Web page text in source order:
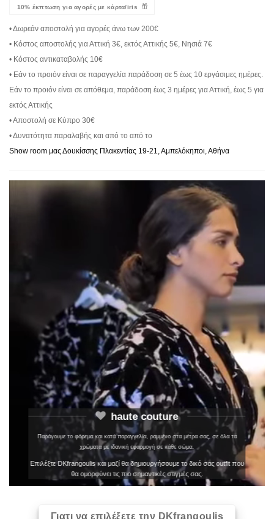
10% έκπτωση για αγορές με κάρτα/iris
• Δωρεάν αποστολή για αγορές άνω των 200€
• Κόστος αποστολής για Αττική 3€, εκτός Αττικής 5€, Νησιά 7€
• Κόστος αντικαταβολής 10€
• Εάν το προιόν είναι σε παραγγελία παράδοση σε 5 έως 10 εργάσιμες ημέρες.
Εάν το προιόν είναι σε απόθεμα, παράδοση έως 3 ημέρες για Αττική, έως 5 για
εκτός Αττικής
• Αποστολή σε Κύπρο 30€
• Δυνατότητα παραλαβής και από το από το
Show room μας Δουκίσσης Πλακεντίας 19-21, Αμπελόκηποι, Αθήνα
haute couture
Παράγουμε το φόρεμα και κατά παραγγελία, ραμμένο στα μέτρα σας, σε όλα τα
χρώματα με ιδανική εφαρμογή σε κάθε σώμα.
Επιλέξτε DKfrangoulis και μαζί θα δημιουργήσουμε το δικό σας outfit που
θα ομορφύνει τις πιο σημαντικές στιγμές σας.
Γιατι να επιλέξετε την DKfrangoulis